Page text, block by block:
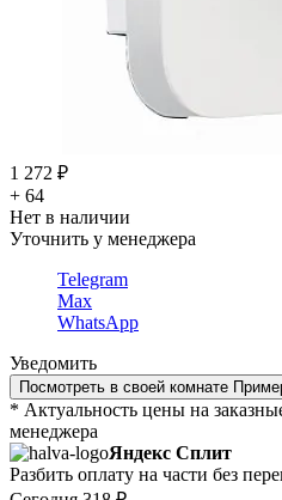
1 272 ₽
+ 64
Нет в наличии
Уточнить у менеджера
Telegram
Max
WhatsApp
Уведомить
Посмотреть в своей комнате
* Актуальность цены на
менеджера
Яндекс Сплит
Разбить оплату на части без